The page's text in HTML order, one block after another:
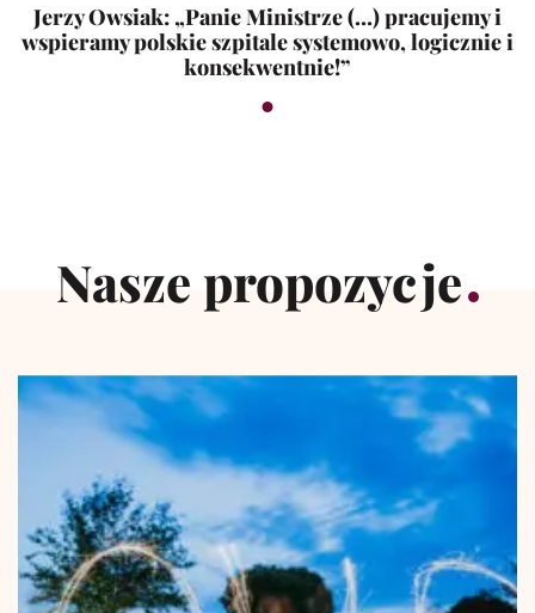
Jerzy Owsiak: „Panie Ministrze (…) pracujemy i
wspieramy polskie szpitale systemowo, logicznie i
konsekwentnie!”
Nasze propozycje